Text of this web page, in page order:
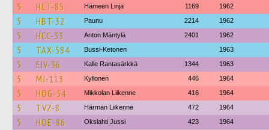
5 HCT-85 Hämeen Linja 1169 1962
5 HBT-32 Paunu 2214 1962
5 HCC-33 Anton Mäntylä 2401 1962
5 TAX-584 Bussi-Ketonen 1963
5 EIV-36 Kalle Rantasärkkä 1344 1963
5 MJ-113 Kyllonen 446 1964
5 HOG-54 Mikkolan Liikenne 416 1964
5 TVZ-8 Härmän Liikenne 472 1964
5 HOE-86 Okslahti Jussi 423 1964